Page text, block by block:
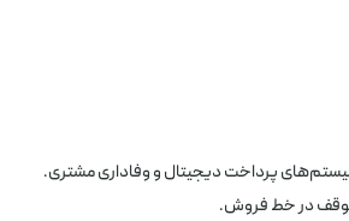
پرداخت دیجیتال و وفاداری مشتری.
در خط فروش.